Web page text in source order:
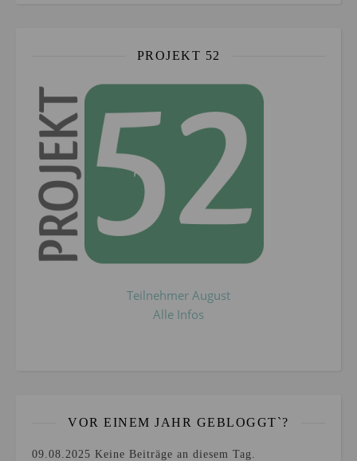
PROJEKT 52
Teilnehmer August
Alle Infos
VOR EINEM JAHR GEBLOGGT`?
09.08.2025 Keine Beiträge an diesem Tag.